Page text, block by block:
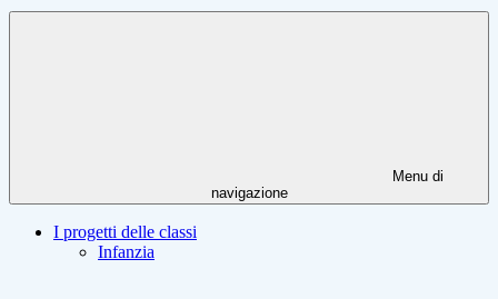
Menu di
navigazione
I progetti delle classi
Infanzia